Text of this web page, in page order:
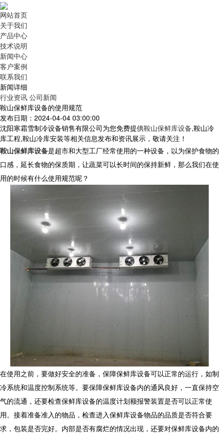
网站首页
关于我们
产品中心
技术说明
新闻中心
客户案例
联系我们
新闻详细
行业资讯 公司新闻
鞍山保鲜库设备的使用规范
发布日期：2024-04-04 03:00:00
沈阳寒霜雪制冷设备销售有限公司为您免费提供鞍山保鲜库设备,鞍山冷
库工程,鞍山冷库安装等相关信息发布和资讯展示，敬请关注！
鞍山保鲜库设备是超市和大型工厂经常使用的一种设备，以为保护食物的
口感，延长食物的保质期，让蔬菜可以长时间的保持新鲜，那么我们在使
用的时候有什么使用规范呢？
在使用之前，要做好安全的准备，保障保鲜库设备可以正常的运行，如制
冷系统和温度控制系统等。要保障保鲜库设备内的通风良好，一直保持空
气的流通，还要检查保鲜库设备的温度计划额报警装置是否可以正常使
用。接着准备准入的物品，检查进入保鲜库设备物品的品质是否符合要
求，包装是否完好。内部是否有腐烂的情况出现，还要对保鲜库设备内的